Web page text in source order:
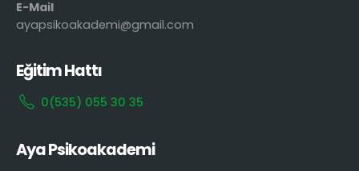
E-Mail
ayapsikoakademi@gmail.com
Eğitim Hattı
0(535) 055 30 35
Aya Psikoakademi